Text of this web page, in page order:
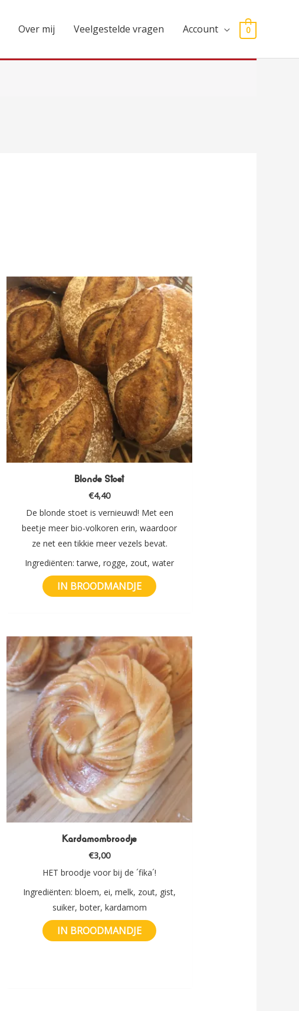
Over mij Veelgestelde vragen Account 0
Blonde Stoet
€4,40
De blonde stoet is vernieuwd! Met een
beetje meer bio-volkoren erin, waardoor
ze net een tikkie meer vezels bevat.
Ingrediënten: tarwe, rogge, zout, water
IN BROODMANDJE
Kardamombroodje
€3,00
HET broodje voor bij de ´fika´!
Ingrediënten: bloem, ei, melk, zout, gist,
suiker, boter, kardamom
IN BROODMANDJE